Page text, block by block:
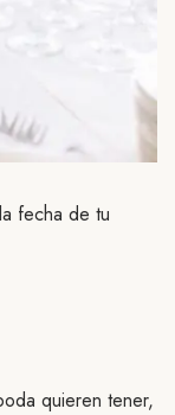
fecha de tu
quieren tener,